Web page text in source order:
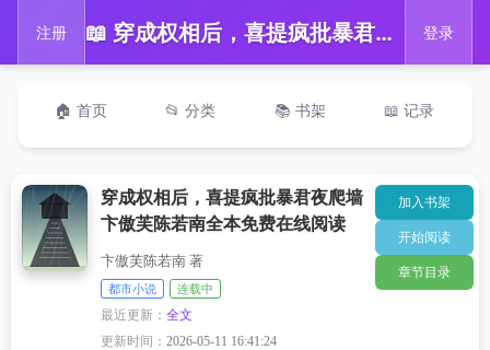
注册 📖 穿成权相后，喜提疯批暴君夜爬墙卞傲芙陈若南全本免费在线阅读 登录
🏠 首页 📂 分类 📚 书架 📖 记录
穿成权相后，喜提疯批暴君夜爬墙
卞傲芙陈若南全本免费在线阅读
卞傲芙陈若南 著
都市小说 连载中
最近更新：全文
更新时间：2026-05-11 16:41:24
加入书架
开始阅读
章节目录